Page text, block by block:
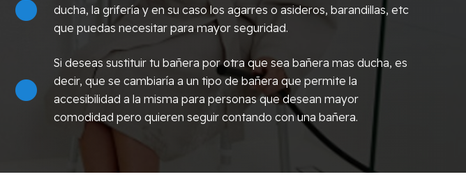
ducha, la grifería y en su caso los agarres o asideros, barandillas, etc
que puedas necesitar para mayor seguridad.
Si deseas sustituir tu bañera por otra que sea bañera mas ducha, es
decir, que se cambiaría a un tipo de bañera que permite la
accesibilidad a la misma para personas que desean mayor
comodidad pero quieren seguir contando con una bañera.